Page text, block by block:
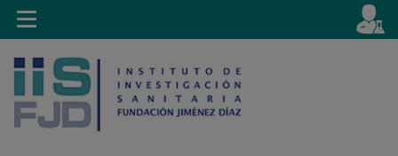
Jump to content
Active
en
Toggle
navigation